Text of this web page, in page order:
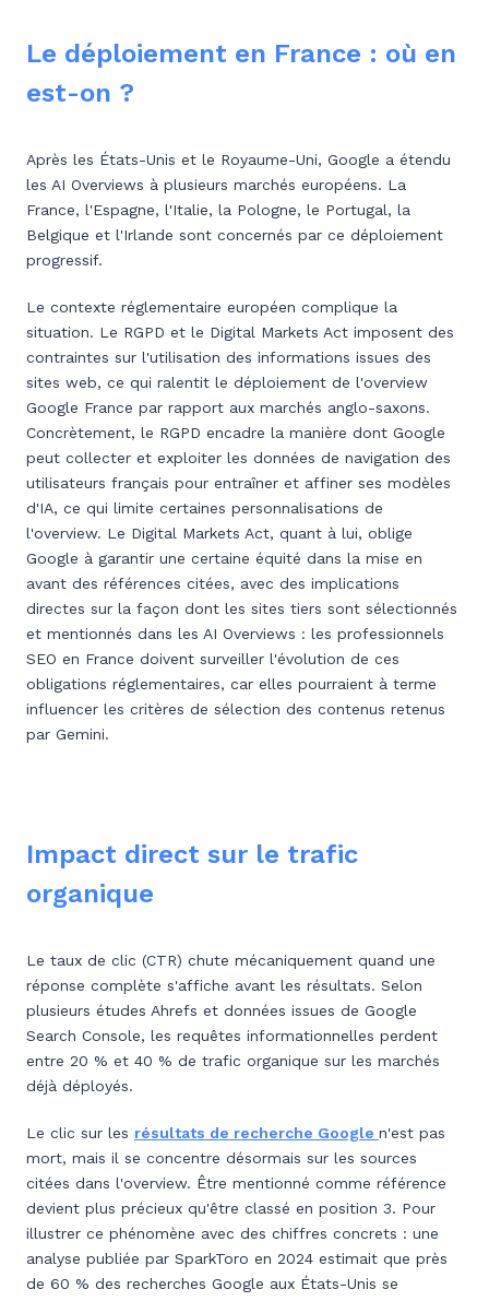
Le déploiement en France : où en
est-on ?
Après les États-Unis et le Royaume-Uni, Google a étendu
les AI Overviews à plusieurs marchés européens. La
France, l'Espagne, l'Italie, la Pologne, le Portugal, la
Belgique et l'Irlande sont concernés par ce déploiement
progressif.
Le contexte réglementaire européen complique la
situation. Le RGPD et le Digital Markets Act imposent des
contraintes sur l'utilisation des informations issues des
sites web, ce qui ralentit le déploiement de l'overview
Google France par rapport aux marchés anglo-saxons.
Concrètement, le RGPD encadre la manière dont Google
peut collecter et exploiter les données de navigation des
utilisateurs français pour entraîner et affiner ses modèles
d'IA, ce qui limite certaines personnalisations de
l'overview. Le Digital Markets Act, quant à lui, oblige
Google à garantir une certaine équité dans la mise en
avant des références citées, avec des implications
directes sur la façon dont les sites tiers sont sélectionnés
et mentionnés dans les AI Overviews : les professionnels
SEO en France doivent surveiller l'évolution de ces
obligations réglementaires, car elles pourraient à terme
influencer les critères de sélection des contenus retenus
par Gemini.
Impact direct sur le trafic
organique
Le taux de clic (CTR) chute mécaniquement quand une
réponse complète s'affiche avant les résultats. Selon
plusieurs études Ahrefs et données issues de Google
Search Console, les requêtes informationnelles perdent
entre 20 % et 40 % de trafic organique sur les marchés
déjà déployés.
Le clic sur les résultats de recherche Google n'est pas
mort, mais il se concentre désormais sur les sources
citées dans l'overview. Être mentionné comme référence
devient plus précieux qu'être classé en position 3. Pour
illustrer ce phénomène avec des chiffres concrets : une
analyse publiée par SparkToro en 2024 estimait que près
de 60 % des recherches Google aux États-Unis se